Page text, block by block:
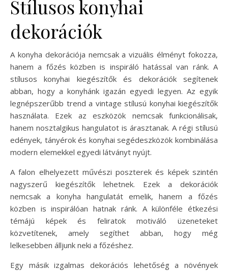
Stílusos konyhai
dekorációk
A konyha dekorációja nemcsak a vizuális élményt fokozza,
hanem a főzés közben is inspiráló hatással van ránk. A
stílusos konyhai kiegészítők és dekorációk segítenek
abban, hogy a konyhánk igazán egyedi legyen. Az egyik
legnépszerűbb trend a vintage stílusú konyhai kiegészítők
használata. Ezek az eszközök nemcsak funkcionálisak,
hanem nosztalgikus hangulatot is árasztanak. A régi stílusú
edények, tányérok és konyhai segédeszközök kombinálása
modern elemekkel egyedi látványt nyújt.
A falon elhelyezett művészi poszterek és képek szintén
nagyszerű kiegészítők lehetnek. Ezek a dekorációk
nemcsak a konyha hangulatát emelik, hanem a főzés
közben is inspirálóan hatnak ránk. A különféle étkezési
témájú képek és feliratok motiváló üzeneteket
közvetítenek, amely segíthet abban, hogy még
lelkesebben álljunk neki a főzéshez.
Egy másik izgalmas dekorációs lehetőség a növények